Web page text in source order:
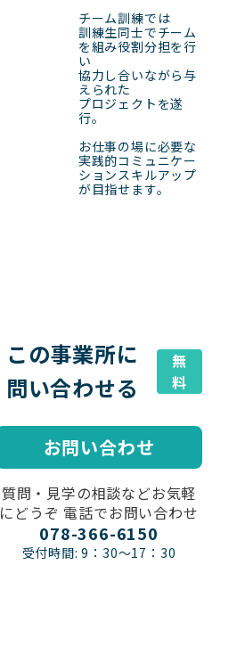
チーム訓練では
訓練生同士でチーム
を組み役割分担を行
い
協力し合いながら与
えられた
プロジェクトを遂
行。
お仕事の場に必要な
実践的コミュニケー
ションスキルアップ
が目指せます。
この事業所に
問い合わせる
無
料
お問い合わせ
質問・見学の相談などお気軽
にどうぞ 電話でお問い合わせ
078-366-6150
受付時間: 9：30～17：30